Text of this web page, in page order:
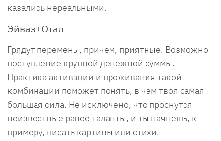
казались нереальными.
Эйваз+Отал
Грядут перемены, причем, приятные. Возможно
поступление крупной денежной суммы.
Практика активации и проживания такой
комбинации поможет понять, в чем твоя самая
большая сила. Не исключено, что проснутся
неизвестные ранее таланты, и ты начнешь, к
примеру, писать картины или стихи.